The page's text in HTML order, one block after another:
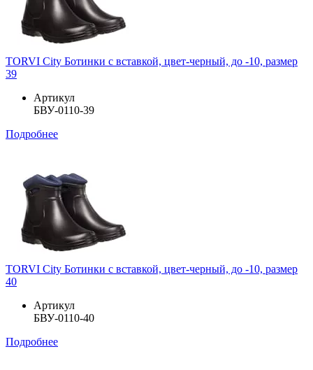
TORVI City Ботинки с вставкой, цвет-черный, до -10, размер
39
Артикул
БВУ-0110-39
Подробнее
TORVI City Ботинки с вставкой, цвет-черный, до -10, размер
40
Артикул
БВУ-0110-40
Подробнее